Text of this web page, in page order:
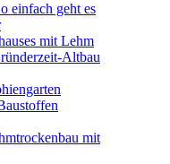
einfach geht es
mit Lehm
Altbau
mit